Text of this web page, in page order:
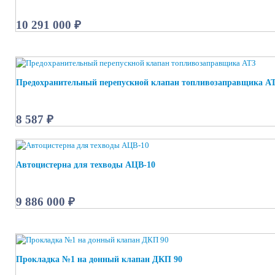
10 291 000 ₽
Предохранительный перепускной клапан топливозаправщика
8 587 ₽
Автоцистерна для техводы АЦВ-10
9 886 000 ₽
Прокладка №1 на донный клапан ДКП 90